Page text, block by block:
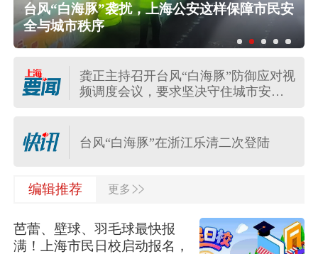
台风“白海豚”袭扰，上海公安这样保障市民安
全与城市秩序
龚正主持召开台风“白海豚”防御应对视
频调度会议，要求坚决守住城市安全
一无人机飞入保加利亚爆炸，型号为
乌克兰军方常用
伊朗最高领袖与总统举行会谈
台风“白海豚”在浙江乐清二次登陆
今天17时30分前后，台风“白海豚”中心
台风“白海豚”已登陆
编辑推荐 更多 >>
芭蕾、壁球、羽毛球最快报
满！上海市民日校启动报名，